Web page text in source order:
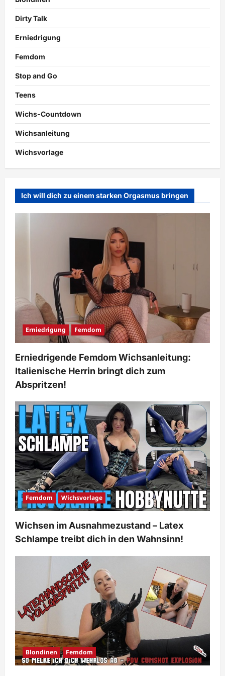
Dirty Talk
Erniedrigung
Femdom
Stop and Go
Teens
Wichs-Countdown
Wichsanleitung
Wichsvorlage
Ich will dich zu einem starken Orgasmus bringen
Erniedrigung Femdom
Erniedrigende Femdom Wichsanleitung:
Italienische Herrin bringt dich zum
Abspritzen!
Femdom Wichsvorlage
Wichsen im Ausnahmezustand – Latex
Schlampe treibt dich in den Wahnsinn!
Blondinen Femdom